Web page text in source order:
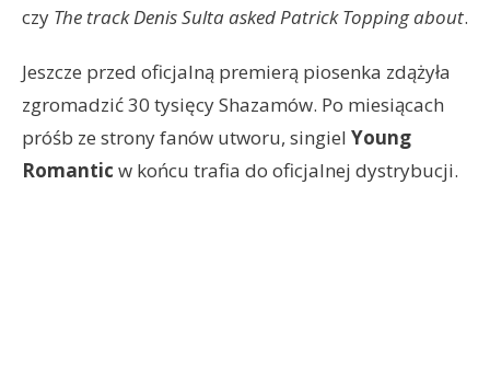
czy The track Denis Sulta asked Patrick Topping about.
Jeszcze przed oficjalną premierą piosenka zdążyła
zgromadzić 30 tysięcy Shazamów. Po miesiącach
próśb ze strony fanów utworu, singiel Young
Romantic w końcu trafia do oficjalnej dystrybucji.